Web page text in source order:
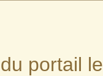
portail